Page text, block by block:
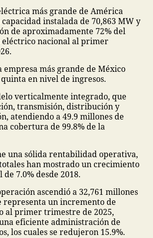
más grande de América
instalada de 70,863 MW y
de aproximadamente 72% del
eléctrico nacional al primer
empresa más grande de México
en nivel de ingresos.
verticalmente integrado, que
transmisión, distribución y
atendiendo a 49.9 millones de
cobertura de 99.8% de la
una sólida rentabilidad operativa,
han mostrado un crecimiento
7.0% desde 2018.
ascendió a 32,761 millones
representa un incremento de
al primer trimestre de 2025,
eficiente administración de
los cuales se redujeron 15.9%.